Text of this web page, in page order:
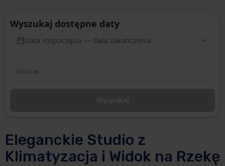
Eleganckie Studio z
Klimatyzacja i Widok na Rzekę
Wyszukaj dostępne daty
Data rozpoczęcia — data zakończenia